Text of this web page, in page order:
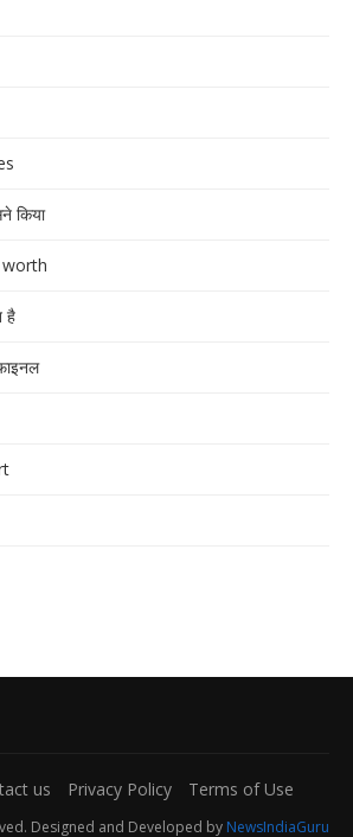
किया
है
us Privacy Policy Terms of Use
Designed and Developed by NewsIndiaGuru